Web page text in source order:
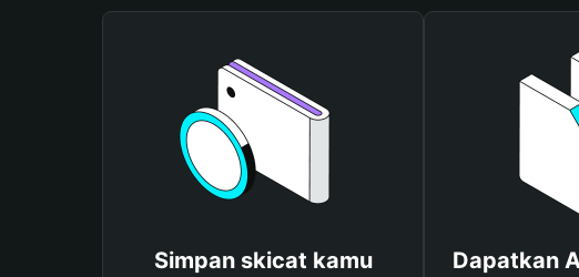
Simpan skicat kamu
Dapatkan